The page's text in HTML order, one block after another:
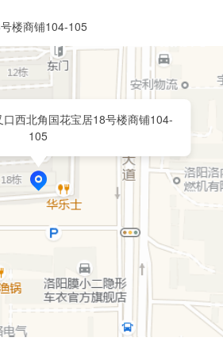
楼商铺104-105​
西北角国花宝居18号楼商铺104-
105​